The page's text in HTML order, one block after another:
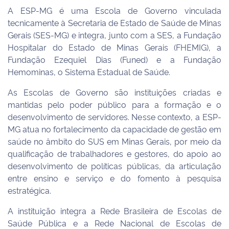
A ESP-MG é uma Escola de Governo vinculada
tecnicamente à Secretaria de Estado de Saúde de Minas
Gerais (SES-MG) e integra, junto com a SES, a Fundação
Hospitalar do Estado de Minas Gerais (FHEMIG), a
Fundação Ezequiel Dias (Funed) e a Fundação
Hemominas, o Sistema Estadual de Saúde.
As Escolas de Governo são instituições criadas e
mantidas pelo poder público para a formação e o
desenvolvimento de servidores. Nesse contexto, a ESP-
MG atua no fortalecimento da capacidade de gestão em
saúde no âmbito do SUS em Minas Gerais, por meio da
qualificação de trabalhadores e gestores, do apoio ao
desenvolvimento de políticas públicas, da articulação
entre ensino e serviço e do fomento à pesquisa
estratégica.
A instituição integra a Rede Brasileira de Escolas de
Saúde Pública e a Rede Nacional de Escolas de